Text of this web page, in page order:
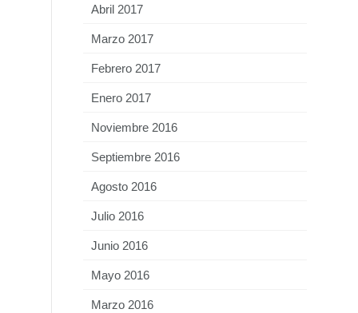
Abril 2017
Marzo 2017
Febrero 2017
Enero 2017
Noviembre 2016
Septiembre 2016
Agosto 2016
Julio 2016
Junio 2016
Mayo 2016
Marzo 2016